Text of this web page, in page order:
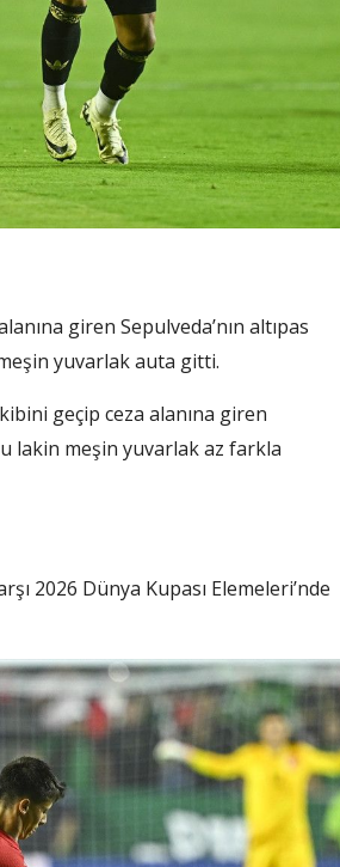
giren Sepulveda’nın altıpas
yuvarlak auta gitti.
geçip ceza alanına giren
lakin meşin yuvarlak az farkla
2026 Dünya Kupası Elemeleri’nde